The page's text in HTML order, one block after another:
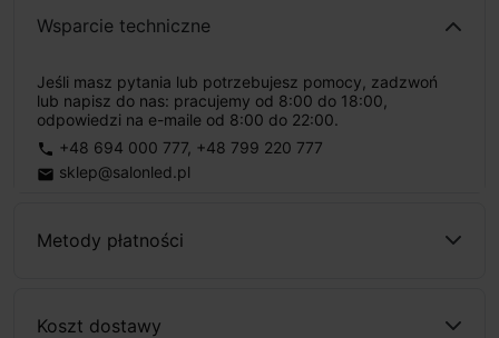
Wsparcie techniczne
Jeśli masz pytania lub potrzebujesz pomocy, zadzwoń
lub napisz do nas: pracujemy od 8:00 do 18:00,
odpowiedzi na e-maile od 8:00 do 22:00.
phone +48 694 000 777, +48 799 220 777
email sklep@salonled.pl
Metody płatności
Koszt dostawy